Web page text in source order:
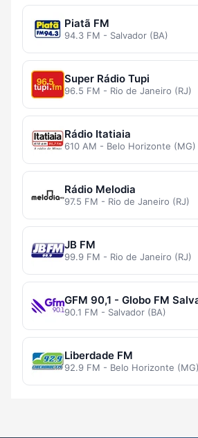
Piatã FM
94.3 FM - Salvador (BA)
Super Rádio Tupi
96.5 FM - Rio de Janeiro (RJ)
Rádio Itatiaia
610 AM - Belo Horizonte (MG)
Rádio Melodia
97.5 FM - Rio de Janeiro (RJ)
JB FM
99.9 FM - Rio de Janeiro (RJ)
GFM 90,1 - Globo FM
90.1 FM - Salvador (BA)
Liberdade FM
92.9 FM - Belo Horizonte (MG)